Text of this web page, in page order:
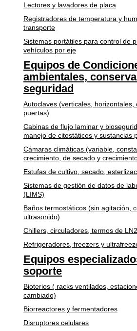
Lectores y lavadores de placa
Registradores de temperatura y
transporte
Sistemas portátiles para control de
vehículos por eje
Equipos de
ambientales,
seguridad
Autoclaves (verticales, horizontales,
puertas)
Cabinas de flujo laminar y
manejo de citostáticos y sustancias
Cámaras climáticas (variable,
crecimiento, de secado y
Estufas de cultivo, secado,
Sistemas de gestión de datos de
(LIMS)
Baños termostáticos (sin agitación,
ultrasonido)
Chillers, circuladores, termos de LN2
Refrigeradores, freezers y
Equipos
soporte
Bioterios ( racks ventilados,
cambiado)
Biorreactores y fermentadores
Disruptores celulares